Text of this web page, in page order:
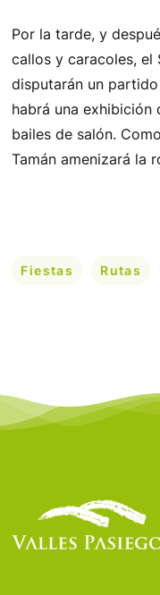
Por la tarde, y
callos y caracoles, el
disputarán un
habrá una
bailes de salón.
Tamán amenizará la
Fiestas Rutas